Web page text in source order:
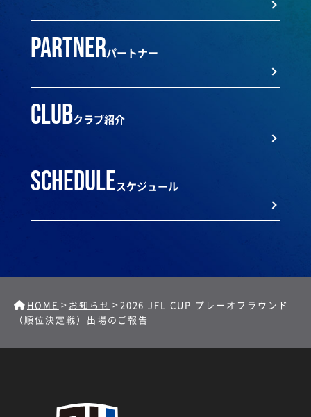
partnerパートナー
clubクラブ紹介
scheduleスケジュール
HOME > お知らせ >2026 JFL CUP プレーオフラウンド
（順位決定戦）出場のご報告